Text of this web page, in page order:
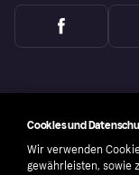
Cookies und
Wir verwenden
gewährleisten, sowie